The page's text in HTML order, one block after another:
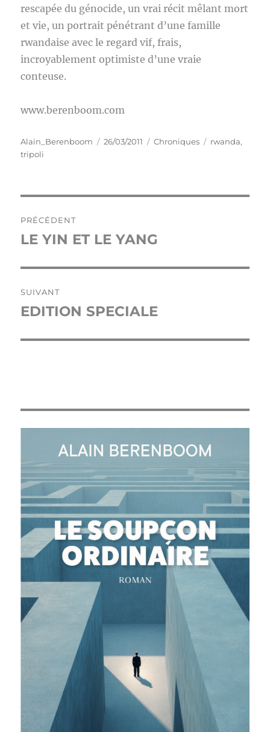
rescapée du génocide, un vrai récit mêlant mort
et vie, un portrait pénétrant d’une famille
rwandaise avec le regard vif, frais,
incroyablement optimiste d’une vraie
conteuse.
www.berenboom.com
Auteur
Alain_Berenboom
Publié
26/03/2011 Catégories
Chroniques Étiquettes
rwanda,
tripoli
de
PRÉCÉDENT
Publication
LE YIN ET LE YANG
SUIVANT
Publication
EDITION SPECIALE